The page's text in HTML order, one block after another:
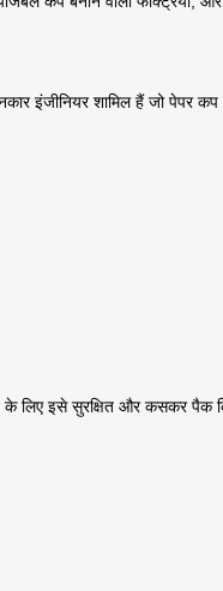
इंजीनियर शामिल हैं जो पेपर
इसे सुरक्षित और कसकर पैक किया